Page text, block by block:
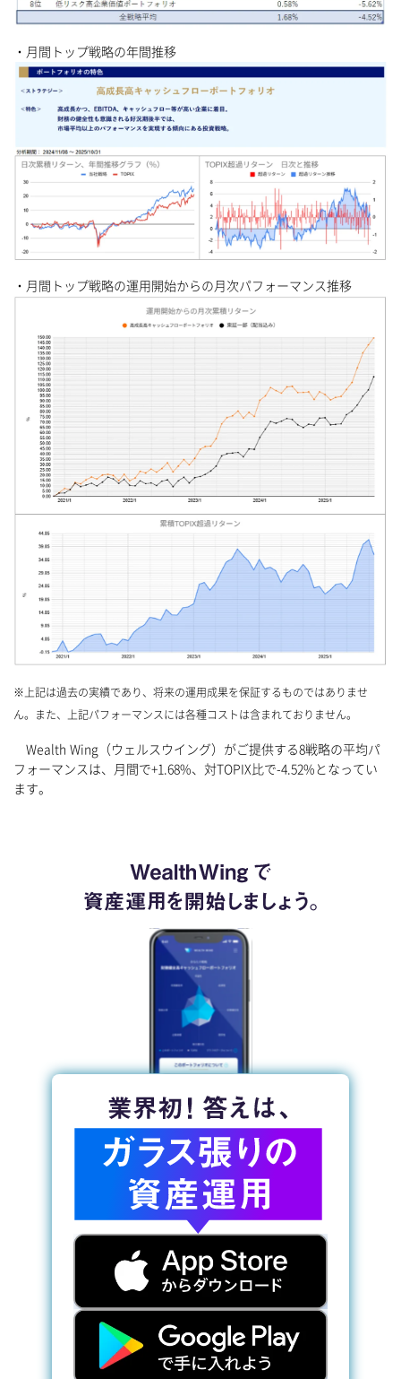
・月間トップ戦略の年間推移
・月間トップ戦略の運用開始からの月次パフォーマンス推移
※上記は過去の実績であり、将来の運用成果を保証するものではありませ
ん。また、上記パフォーマンスには各種コストは含まれておりません。
Wealth Wing（ウェルスウイング）がご提供する8戦略の平均パ
フォーマンスは、月間で+1.68%、対TOPIX比で-4.52%となってい
ます。